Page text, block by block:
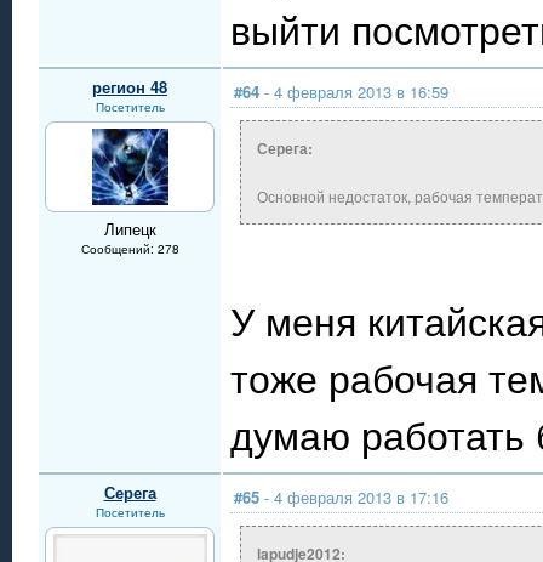
выйти
регион 48
Посетитель
Липецк
Сообщений: 278
#64 - 4 февраля 2013 в 16:59
Серега:
Основной недостаток, рабочая
У меня
тоже рабочая
думаю работать
Серега
Посетитель
#65 - 4 февраля 2013 в 17:16
lapudje2012: